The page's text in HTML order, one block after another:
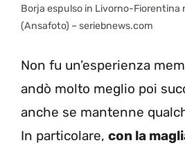
Borja espulso in Livorno-Fiorentina
(Ansafoto) – seriebnews.com
Non fu un’esperienza
andò molto meglio poi
anche se mantenne
In particolare, con la